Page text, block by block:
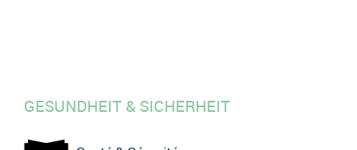
GESUNDHEIT & SICHERHEIT